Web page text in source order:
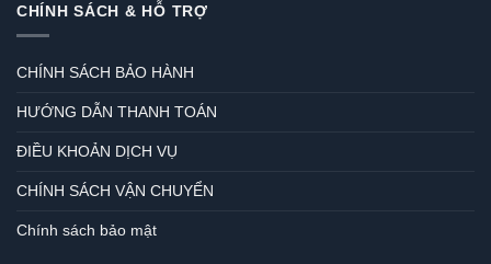
CHÍNH SÁCH & HỖ TRỢ
CHÍNH SÁCH BẢO HÀNH
HƯỚNG DẪN THANH TOÁN
ĐIỀU KHOẢN DỊCH VỤ
CHÍNH SÁCH VẬN CHUYỂN
Chính sách bảo mật